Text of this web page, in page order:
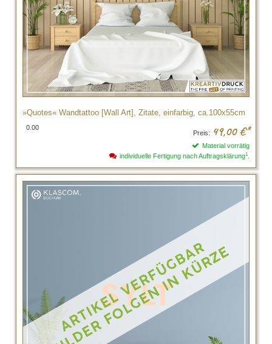
»Quotes« Wandtattoo [Wall Art], Zitate, einfarbig, ca.100x55cm
0.00
Preis: 49,00 €*
Material vorrätig
individuelle Fertigung nach Auftragsklärung1